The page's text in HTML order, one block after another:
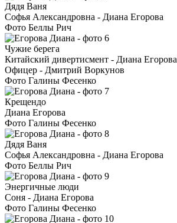
Дядя Ваня
Софья Александровна - Диана Егорова
Фото Беллы Рич
Чужие берега
Китайский дивертисмент - Диана Егорова
Офицер - Дмитрий Воркунов
Фото Галины Фесенко
Крещендо
Диана Егорова
Фото Галины Фесенко
Дядя Ваня
Софья Александровна - Диана Егорова
Фото Беллы Рич
Энергичные люди
Соня - Диана Егорова
Фото Галины Фесенко